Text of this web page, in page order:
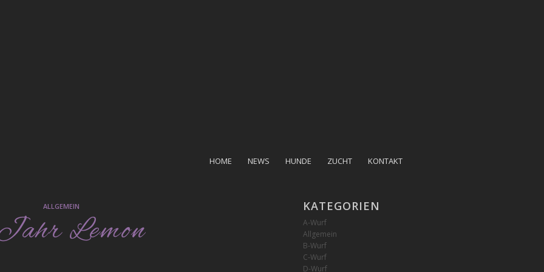
HOME NEWS HUNDE ZUCHT KONTAKT
ALLGEMEIN
Lemon
KATEGORIEN
A-Wurf
Allgemein
B-Wurf
C-Wurf
D-Wurf